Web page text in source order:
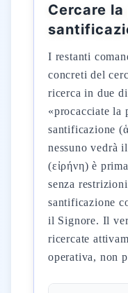
Cercare la
I restanti
concreti del
ricerca in due
«procacciate la
santificazione
nessuno vedrà
(εἰρήνη) è
senza
santificazione
il Signore. Il
ricercate
operativa, non